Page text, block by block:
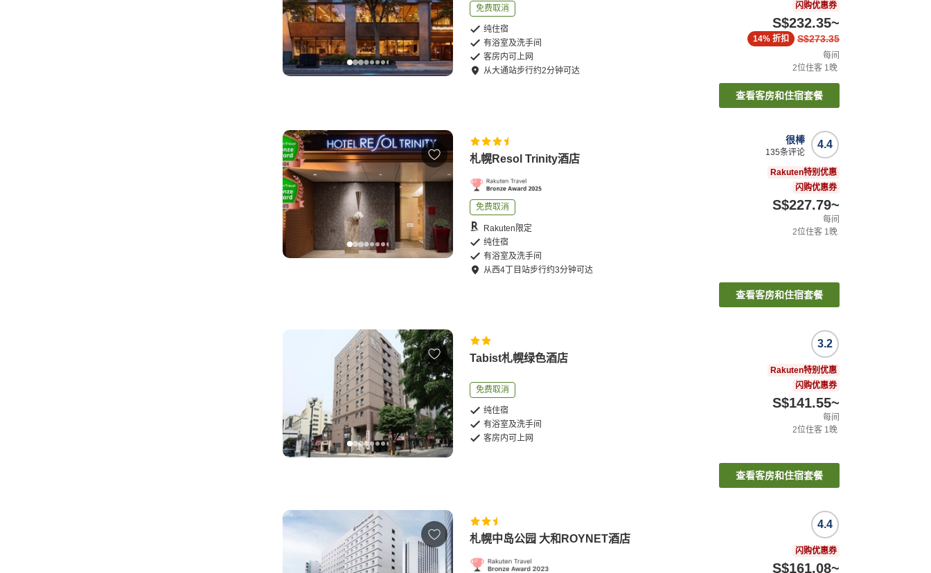
免费取消
纯住宿
有浴室及洗手间
客房内可上网
从大通站步行约2分钟可达
闪购优惠券
S$232.35~
S$273.35
14% 折扣
每间
2位住客 1晚
查看客房和住宿套餐
札幌Resol Trinity酒店
免费取消
Rakuten限定
纯住宿
有浴室及洗手间
从西4丁目站步行约3分钟可达
4.4
很棒
135条评论
Rakuten特别优惠
闪购优惠券
S$227.79~
每间
2位住客 1晚
查看客房和住宿套餐
Tabist札幌绿色酒店
免费取消
纯住宿
有浴室及洗手间
客房内可上网
3.2
Rakuten特别优惠
闪购优惠券
S$141.55~
每间
2位住客 1晚
查看客房和住宿套餐
札幌中岛公园 大和ROYNET酒店
4.4
闪购优惠券
S$161.08~